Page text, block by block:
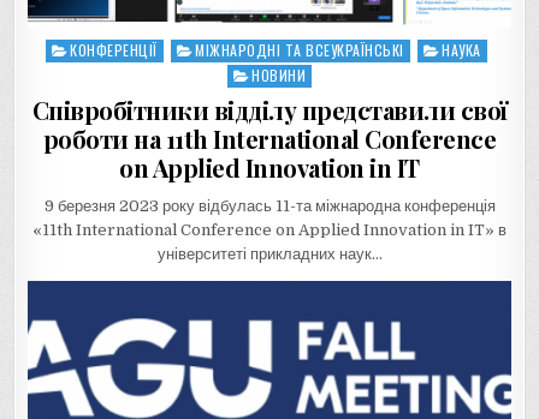
Posted
КОНФЕРЕНЦІЇ МІЖНАРОДНІ ТА ВСЕУКРАЇНСЬКІ
НАУКА
НОВИНИ
Співробітники відділу представили свої
роботи на 11th International Conference
on Applied Innovation in IT
9 березня 2023 року відбулась 11-та міжнародна конференція
«11th International Conference on Applied Innovation in IT» в
університеті прикладних наук…